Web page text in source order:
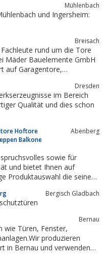
Mühlenbach
und Ingersheim:
Breisach
rund um die Tore
auf Garagentore,
verfügen wirDresden
im Bereich
Qualität und dies schon
Hoftore
Balkone
Abenberg
sowie für
und bietet Ihnen auf
Produktauswahl die seines
aus Stahl sind eine
Bergisch Gladbach
Bauschutztüren
Bernau
Fenster,
produzieren
in Bernau und verwenden